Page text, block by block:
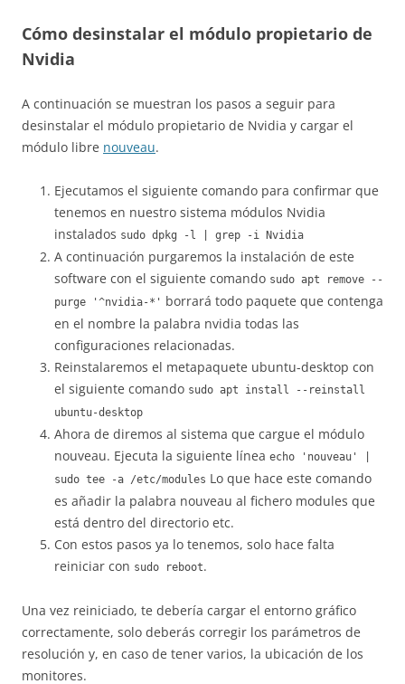
Cómo desinstalar el módulo propietario de
Nvidia
A continuación se muestran los pasos a seguir para
desinstalar el módulo propietario de Nvidia y cargar el
módulo libre nouveau.
Ejecutamos el siguiente comando para confirmar que
tenemos en nuestro sistema módulos Nvidia
instalados sudo dpkg -l | grep -i Nvidia
A continuación purgaremos la instalación de este
software con el siguiente comando sudo apt remove --
purge '^nvidia-*' borrará todo paquete que contenga
en el nombre la palabra nvidia todas las
configuraciones relacionadas.
Reinstalaremos el metapaquete ubuntu-desktop con
el siguiente comando sudo apt install --reinstall
ubuntu-desktop
Ahora de diremos al sistema que cargue el módulo
nouveau. Ejecuta la siguiente línea echo 'nouveau' |
sudo tee -a /etc/modules Lo que hace este comando
es añadir la palabra nouveau al fichero modules que
está dentro del directorio etc.
Con estos pasos ya lo tenemos, solo hace falta
reiniciar con sudo reboot.
Una vez reiniciado, te debería cargar el entorno gráfico
correctamente, solo deberás corregir los parámetros de
resolución y, en caso de tener varios, la ubicación de los
monitores.